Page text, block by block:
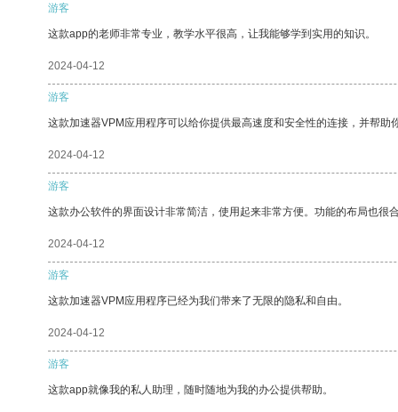
游客
这款app的老师非常专业，教学水平很高，让我能够学到实用的知识。
2024-04-12
游客
这款加速器VPM应用程序可以给你提供最高速度和安全性的连接，并帮助
2024-04-12
游客
这款办公软件的界面设计非常简洁，使用起来非常方便。功能的布局也很
2024-04-12
游客
这款加速器VPM应用程序已经为我们带来了无限的隐私和自由。
2024-04-12
游客
这款app就像我的私人助理，随时随地为我的办公提供帮助。